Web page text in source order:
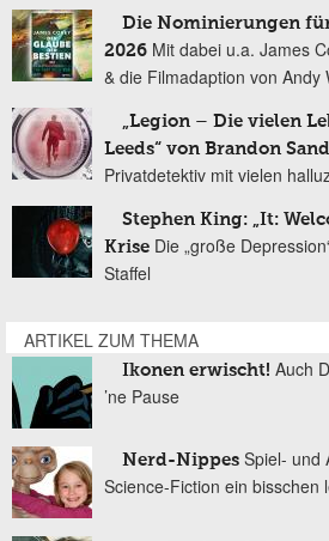
Die Nominierungen
2026 Mit dabei u.a. James
& die Filmadaption von Andy
„Legion – Die vielen
Leeds“ von Brandon
Privatdetektiv mit vielen
Stephen King: „It:
Krise Die „große
Staffel
ARTIKEL ZUM THEMA
Ikonen erwischt! Auch
’ne Pause
Nerd-Nippes Spiel- und
Science-Fiction ein bisschen